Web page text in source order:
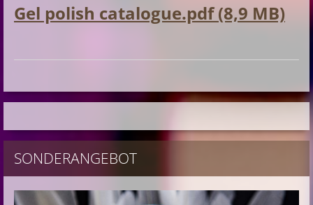
Gel polish catalogue.pdf (8,9 MB)
SONDERANGEBOT